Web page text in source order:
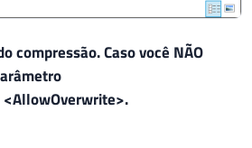
compressão. Caso você NÃO
<AllowOverwrite>.